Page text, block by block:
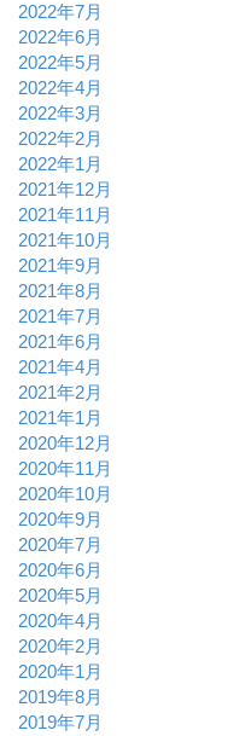
2022年7月
2022年6月
2022年5月
2022年4月
2022年3月
2022年2月
2022年1月
2021年12月
2021年11月
2021年10月
2021年9月
2021年8月
2021年7月
2021年6月
2021年4月
2021年2月
2021年1月
2020年12月
2020年11月
2020年10月
2020年9月
2020年7月
2020年6月
2020年5月
2020年4月
2020年2月
2020年1月
2019年8月
2019年7月